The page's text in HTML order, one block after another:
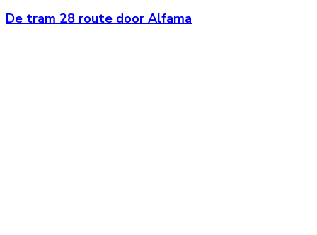
De tram 28 route door Alfama